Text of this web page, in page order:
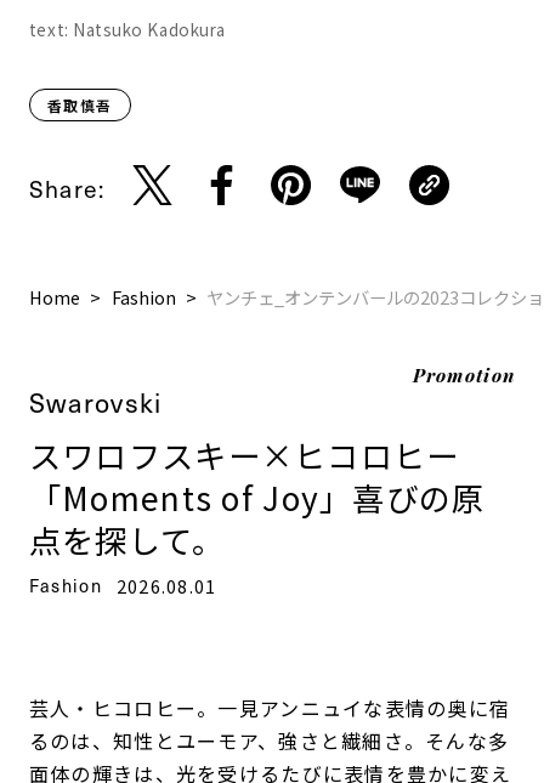
text: Natsuko Kadokura
香取慎吾
Share:
Home Fashion ヤンチェ_オンテンバールの2023コレクシ
Promotion
Swarovski
スワロフスキー×ヒコロヒー
「Moments of Joy」喜びの原
点を探して。
Fashion 2026.08.01
芸人・ヒコロヒー。一見アンニュイな表情の奥に宿
るのは、知性とユーモア、強さと繊細さ。そんな多
面体の輝きは、光を受けるたびに表情を豊かに変え